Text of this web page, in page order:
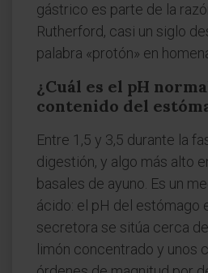
gástrico es parte de la
Rutherford, casi un siglo
palabra «protón» en
¿Cuál es el pH
contenido del
Entre 1,5 y 3,5 durante la
digestión, y algo más alto
basales de ayuno. Es un
ácido: el pH del estómago
secretora se sitúa cerca
limón concentrado y unos